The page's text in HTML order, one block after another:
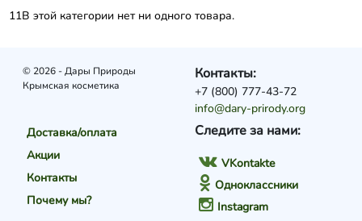
11В этой категории нет ни одного товара.
© 2026 - Дары Природы
Крымская косметика
Доставка/оплата
Акции
Контакты
Почему мы?
Следите за нами:
VKontakte
Одноклассники
Instagram
Контакты:
+7 (800) 777-43-72
info@dary-prirody.org